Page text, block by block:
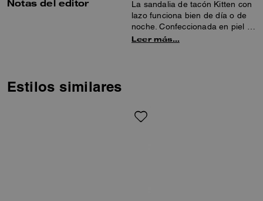
Notas del editor
La sandalia de tacón Kitten con
lazo funciona bien de día o de
noche. Confeccionada en piel y
jacquard de firma, esta sandalia
Leer más…
Estilos similares